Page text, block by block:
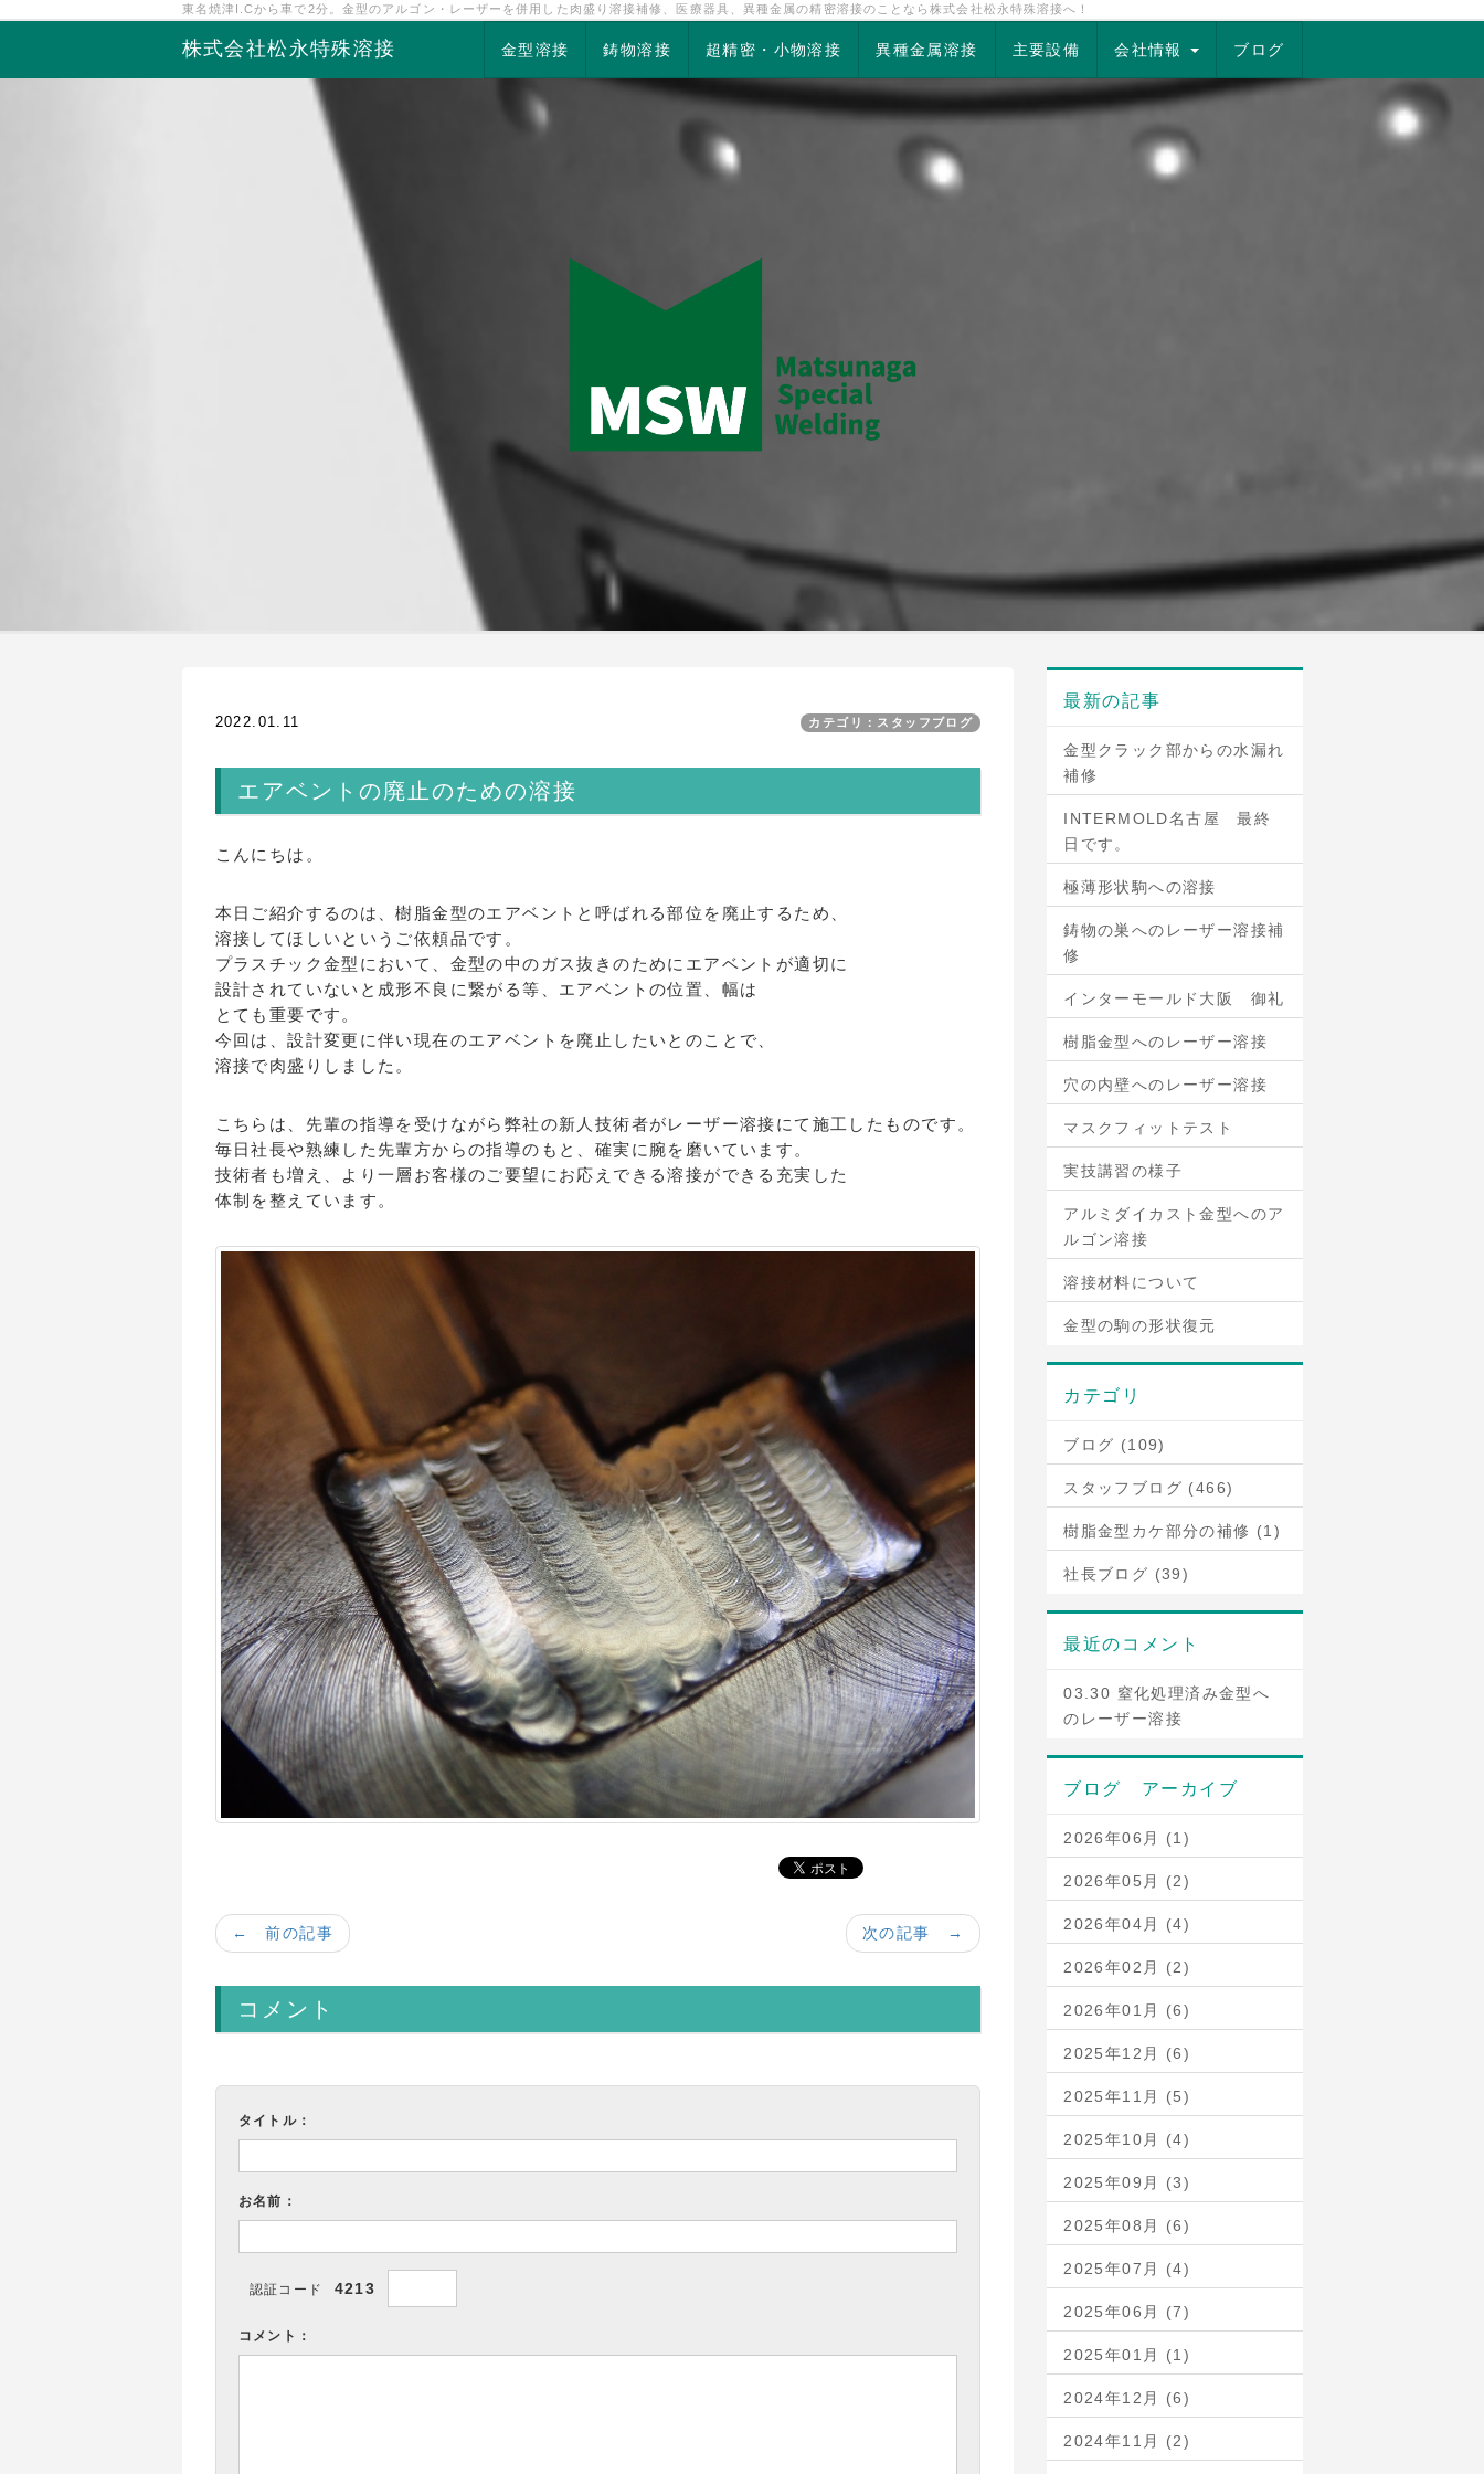
東名焼津I.Cから車で2分。金型のアルゴン・レーザーを併用した肉盛り溶接補修、医療器具、異種金属の精密溶接のことなら株式会社松永特殊溶接へ！
株式会社松永特殊溶接 金型溶接 鋳物溶接 超精密・小物溶接 異種金属溶接 主要設備 会社情報 ブログ
2022.01.11 カテゴリ：スタッフブログ
エアベントの廃止のための溶接
こんにちは。
本日ご紹介するのは、樹脂金型のエアベントと呼ばれる部位を廃止するため、
溶接してほしいというご依頼品です。
プラスチック金型において、金型の中のガス抜きのためにエアベントが適切に
設計されていないと成形不良に繋がる等、エアベントの位置、幅は
とても重要です。
今回は、設計変更に伴い現在のエアベントを廃止したいとのことで、
溶接で肉盛りしました。
こちらは、先輩の指導を受けながら弊社の新人技術者がレーザー溶接にて施工したものです。
毎日社長や熟練した先輩方からの指導のもと、確実に腕を磨いています。
技術者も増え、より一層お客様のご要望にお応えできる溶接ができる充実した
体制を整えています。
次の記事 →
← 前の記事
コメント
タイトル：
お名前：
認証コード 4213
コメント：
最新の記事
金型クラック部からの水漏れ
補修
INTERMOLD名古屋 最終
日です。
極薄形状駒への溶接
鋳物の巣へのレーザー溶接補
修
インターモールド大阪 御礼
樹脂金型へのレーザー溶接
穴の内壁へのレーザー溶接
マスクフィットテスト
実技講習の様子
アルミダイカスト金型へのア
ルゴン溶接
溶接材料について
金型の駒の形状復元
カテゴリ
ブログ (109)
スタッフブログ (466)
樹脂金型カケ部分の補修 (1)
社長ブログ (39)
最近のコメント
03.30 窒化処理済み金型へ
のレーザー溶接
ブログ アーカイブ
2026年06月 (1)
2026年05月 (2)
2026年04月 (4)
2026年02月 (2)
2026年01月 (6)
2025年12月 (6)
2025年11月 (5)
2025年10月 (4)
2025年09月 (3)
2025年08月 (6)
2025年07月 (4)
2025年06月 (7)
2025年01月 (1)
2024年12月 (6)
2024年11月 (2)